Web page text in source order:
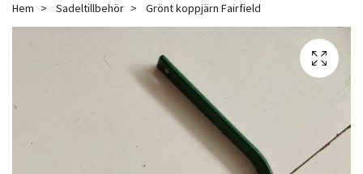
Hem Sadeltillbehör Grönt koppjärn Fairfield